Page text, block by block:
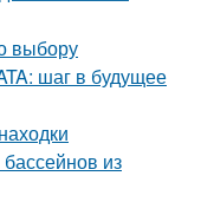
выбору
шаг в будущее
из